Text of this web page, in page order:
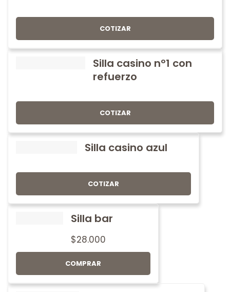
COTIZAR
Silla casino nº1 con
refuerzo
COTIZAR
Silla casino azul
COTIZAR
Silla bar
$28.000
COMPRAR